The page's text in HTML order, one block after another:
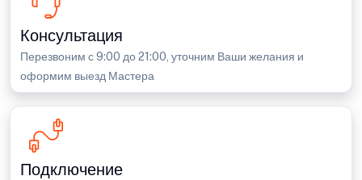
Консультация
Перезвоним с 9:00 до 21:00, уточним Ваши желания и
оформим выезд Мастера
Подключение